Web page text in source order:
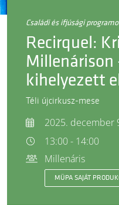
családi és ifjúsági
Recirquel:
Millenárison
kihelyezett
Téli újcirkusz-mese
2025. december
13:00 - 14:00
Millenáris
MÜPA SAJÁT